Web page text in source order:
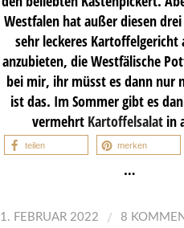
Westfalen hat außer diesen
sehr leckeres Kartoffelgericht
anzubieten, die Westfälische
bei mir, ihr müsst es dann nur
ist das. Im Sommer gibt es
vermehrt Kartoffelsalatin
teilen merken
…
1. FEBRUAR 2022 / 8